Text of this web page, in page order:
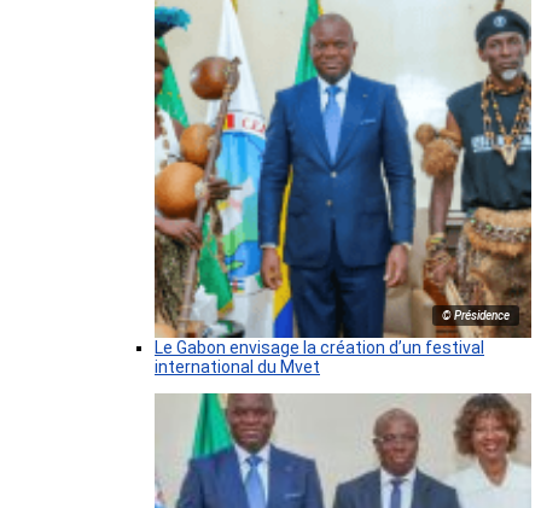
© Présidence
Le Gabon envisage la création d’un festival
international du Mvet